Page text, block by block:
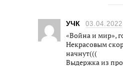
УЧК 03.04.2022
«Война и мир»,
Некрасовым
начнут(((
Выдержка из